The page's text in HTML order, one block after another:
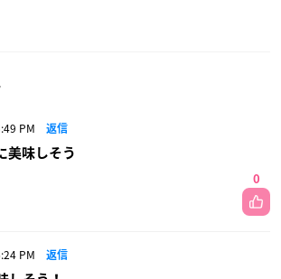
PM 返信
美味しそう
0
PM 返信